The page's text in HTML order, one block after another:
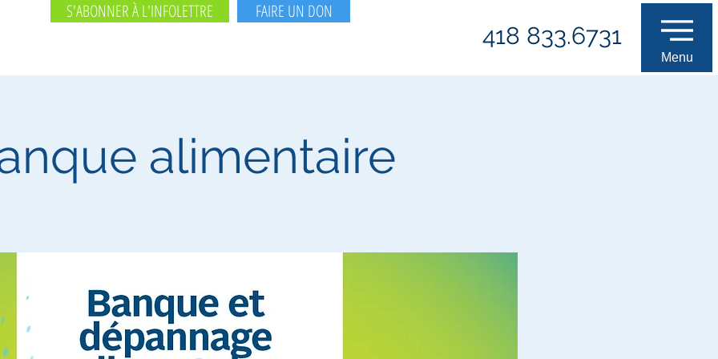
FAIRE UN DON
S'ABONNER À L'INFOLETTRE
418 833.6731
Menu
alimentaire